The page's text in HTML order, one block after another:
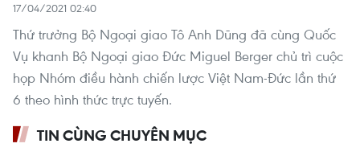
17/04/2021 02:40
Thứ trưởng Bộ Ngoại giao Tô Anh Dũng đã cùng Quốc
Vụ khanh Bộ Ngoại giao Đức Miguel Berger chủ trì cuộc
họp Nhóm điều hành chiến lược Việt Nam-Đức lần thứ
6 theo hình thức trực tuyến.
TIN CÙNG CHUYÊN MỤC